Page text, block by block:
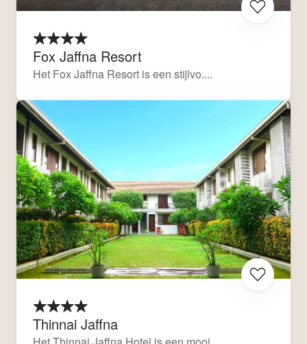
Fox Jaffna Resort
Het Fox Jaffna Resort is een stijlvo....
Thinnai Jaffna